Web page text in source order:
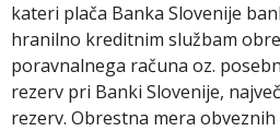
kateri plača Banka Slovenije
hranilno kreditnim službam
poravnalnega računa oz.
rezerv pri Banki Slovenije,
rezerv. Obrestna mera